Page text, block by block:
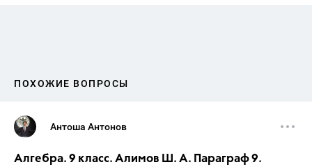
ПОХОЖИЕ ВОПРОСЫ
Антоша Антонов
Алгебра. 9 класс. Алимов Ш. А. Параграф 9.